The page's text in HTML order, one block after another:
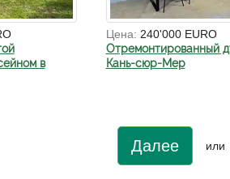
в
Цена: 240'000 EURO
Отремонтированный
Кань-сюр-Мер
Далее или